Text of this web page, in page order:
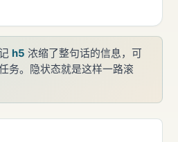
h5 浓缩了整句话的信息，可
务。隐状态就是这样一路滚